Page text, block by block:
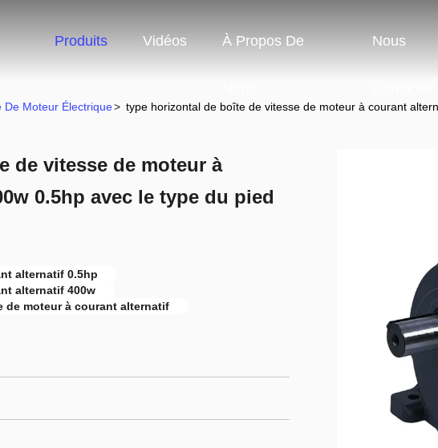
Produits Vidéos À Propos De Nous
De Moteur Électrique> type horizontal de boîte de vitesse de moteur à courant
de vitesse de moteur à
0.5hp avec le type du pied
alternatif 0.5hp
alternatif 400w
de moteur à courant alternatif